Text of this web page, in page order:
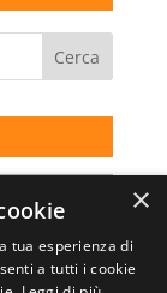
×
tua esperienza di
a tutti i cookie